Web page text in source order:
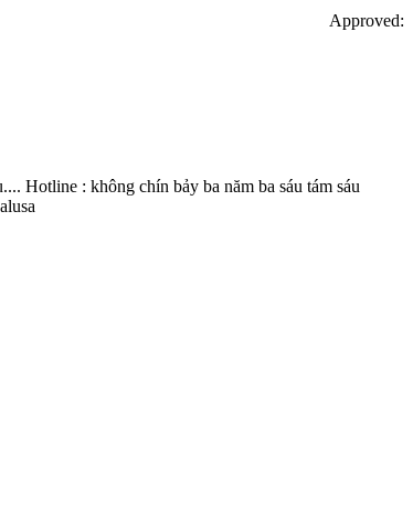
Approved:
Hotline : không chín bảy ba năm ba sáu tám sáu